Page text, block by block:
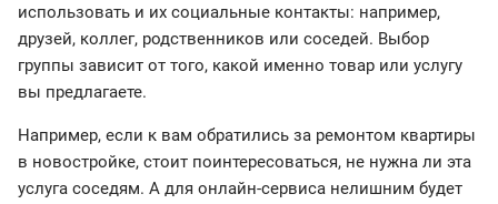
использовать и их социальные контакты: например,
друзей, коллег, родственников или соседей. Выбор
группы зависит от того, какой именно товар или услугу
вы предлагаете.
Например, если к вам обратились за ремонтом квартиры
в новостройке, стоит поинтересоваться, не нужна ли эта
услуга соседям. А для онлайн-сервиса нелишним будет